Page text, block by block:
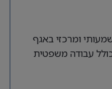
ומרכזי באגף
עבודה משפטית